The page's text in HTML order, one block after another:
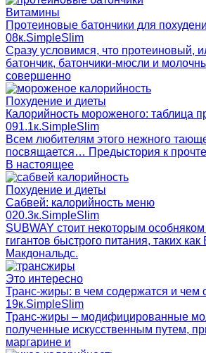
Витамины
Протеиновые батончики для
08к.SimpleSlim
Сразу условимся, что протеиновый,
батончик, батончики-мюсли и
совершенно
Похудение и диеты
Калорийность мороженого: таблица
091.1к.SimpleSlim
Всем любителям этого нежного
посвящается… Предыстория к
В настоящее
Похудение и диеты
Сабвей: калорийность меню
020.3к.SimpleSlim
SUBWAY стоит некоторым
гигантов быстрого питания, таких как
Макдональдс.
Это интересно
Транс-жиры: в чем содержатся и чем
19к.SimpleSlim
Транс-жиры – модифицированные
полученные искусственным путем,
маргарине и